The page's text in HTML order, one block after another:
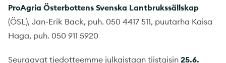
ProAgria Österbottens Svenska Lantbrukssällskap
(ÖSL), Jan-Erik Back, puh. 050 4417 511, puutarha Kaisa
Haga, puh. 050 911 5920
Seuraavat tiedotteemme julkaistaan tiistaisin 25.6.